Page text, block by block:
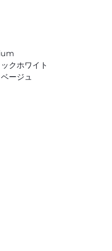
クホワイト
ージュ